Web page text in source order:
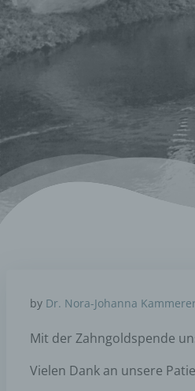
by Dr. Nora-Johanna
Mit der Zahngoldspende
Vielen Dank an unsere